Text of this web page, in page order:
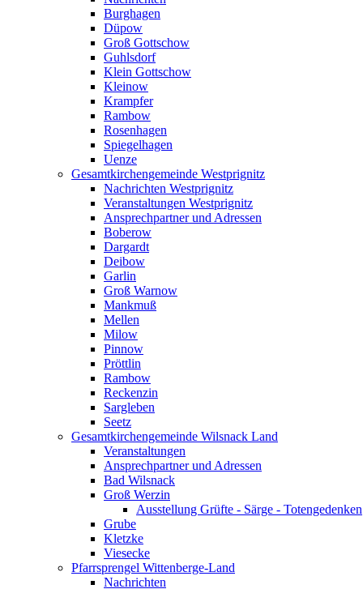
Burghagen
Düpow
Groß Gottschow
Guhlsdorf
Klein Gottschow
Kleinow
Krampfer
Rambow
Rosenhagen
Spiegelhagen
Uenze
Gesamtkirchengemeinde Westprignitz
Nachrichten Westprignitz
Veranstaltungen Westprignitz
Ansprechpartner und Adressen
Boberow
Dargardt
Deibow
Garlin
Groß Warnow
Mankmuß
Mellen
Milow
Pinnow
Pröttlin
Rambow
Reckenzin
Sargleben
Seetz
Gesamtkirchengemeinde Wilsnack Land
Veranstaltungen
Ansprechpartner und Adressen
Bad Wilsnack
Groß Werzin
Ausstellung Grüfte - Särge - Totengedenken
Grube
Kletzke
Viesecke
Pfarrsprengel Wittenberge-Land
Nachrichten